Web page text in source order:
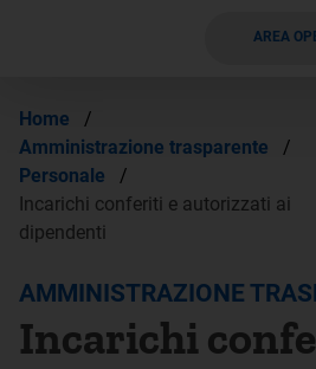
AREA
Home
/
Amministrazione trasparente
/
Personale
/
Incarichi conferiti e autorizzati ai
dipendenti
AMMINISTRAZIONE
Incarichi